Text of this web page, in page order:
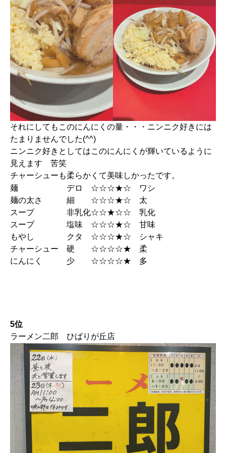
それにしてもこのにんにくの量・・・ニンニク好きには
たまりませんでした(^^)
ニンニク好きとしてはこのにんにくが輝いているように
見えます 苦笑
チャーシューも柔らかくて美味しかったです。
麺 デロ ☆☆☆★☆ ワシ
麺の太さ 細 ☆☆☆★☆ 太
スープ 非乳化☆☆★☆☆ 乳化
スープ 塩味 ☆☆☆★☆ 甘味
もやし クタ ☆☆☆★☆ シャキ
チャーシュー 硬 ☆☆☆☆★ 柔
にんにく 少 ☆☆☆☆★ 多
5位
ラーメン二郎 ひばりが丘店